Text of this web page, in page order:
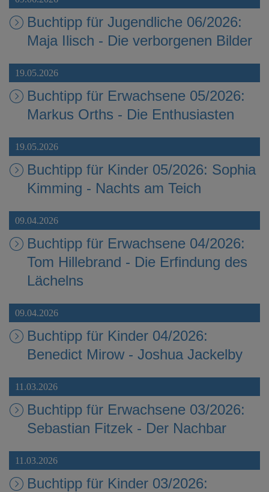
Buchtipp für Jugendliche 06/2026:
Maja Ilisch - Die verborgenen Bilder
19.05.2026
Buchtipp für Erwachsene 05/2026:
Markus Orths - Die Enthusiasten
19.05.2026
Buchtipp für Kinder 05/2026: Sophia
Kimming - Nachts am Teich
09.04.2026
Buchtipp für Erwachsene 04/2026:
Tom Hillebrand - Die Erfindung des
Lächelns
09.04.2026
Buchtipp für Kinder 04/2026:
Benedict Mirow - Joshua Jackelby
11.03.2026
Buchtipp für Erwachsene 03/2026:
Sebastian Fitzek - Der Nachbar
11.03.2026
Buchtipp für Kinder 03/2026: